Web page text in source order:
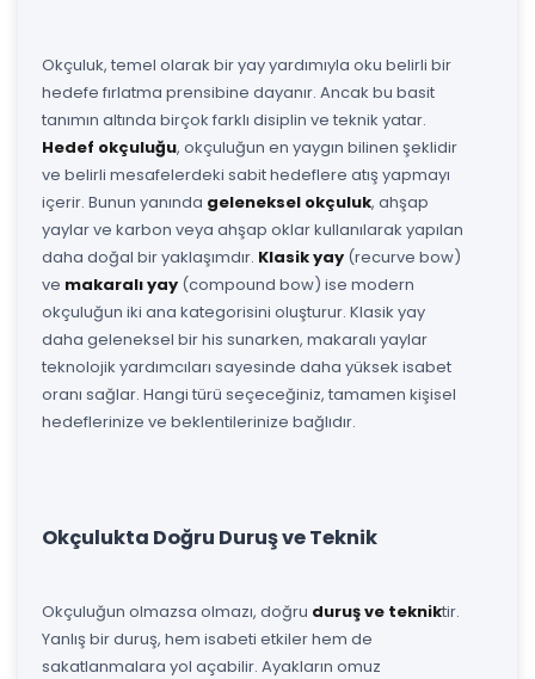
Okçuluk, temel olarak bir yay yardımıyla oku belirli bir
hedefe fırlatma prensibine dayanır. Ancak bu basit
tanımın altında birçok farklı disiplin ve teknik yatar.
Hedef okçuluğu, okçuluğun en yaygın bilinen şeklidir
ve belirli mesafelerdeki sabit hedeflere atış yapmayı
içerir. Bunun yanında geleneksel okçuluk, ahşap
yaylar ve karbon veya ahşap oklar kullanılarak yapılan
daha doğal bir yaklaşımdır. Klasik yay (recurve bow)
ve makaralı yay (compound bow) ise modern
okçuluğun iki ana kategorisini oluşturur. Klasik yay
daha geleneksel bir his sunarken, makaralı yaylar
teknolojik yardımcıları sayesinde daha yüksek isabet
oranı sağlar. Hangi türü seçeceğiniz, tamamen kişisel
hedeflerinize ve beklentilerinize bağlıdır.
Okçulukta Doğru Duruş ve Teknik
Okçuluğun olmazsa olmazı, doğru duruş ve tekniktir.
Yanlış bir duruş, hem isabeti etkiler hem de
sakatlanmalara yol açabilir. Ayakların omuz